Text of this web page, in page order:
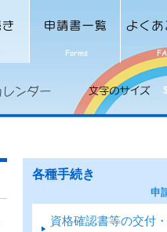
各種手続き
申
資格確認書等の交付